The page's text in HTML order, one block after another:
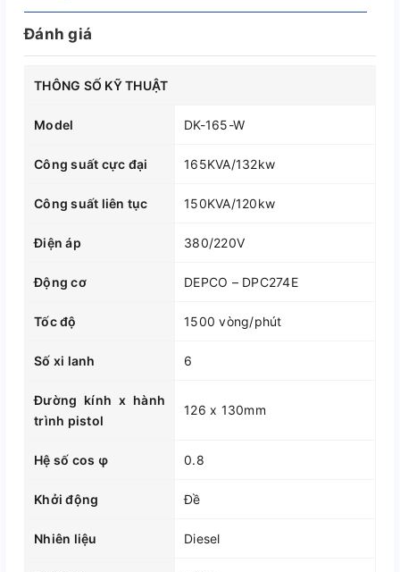
Đánh giá
THÔNG SỐ KỸ THUẬT
Model DK-165-W
Công suất cực đại 165KVA/132kw
Công suất liên tục 150KVA/120kw
Điện áp 380/220V
Động cơ DEPCO – DPC274E
Tốc độ 1500 vòng/phút
Số xi lanh 6
Đường kính x hành
trình pistol
126 x 130mm
Hệ số cos φ 0.8
Khởi động Đề
Nhiên liệu Diesel